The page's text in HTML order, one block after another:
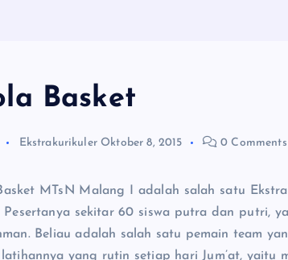
Basket
Ekstrakurikuler Oktober 8, 2015 0 Comments
MTsN Malang I adalah salah satu
Pesertanya sekitar 60 siswa putra dan putri,
Beliau adalah salah satu pemain team
latihannya yang rutin setiap hari Jum’at, yaitu